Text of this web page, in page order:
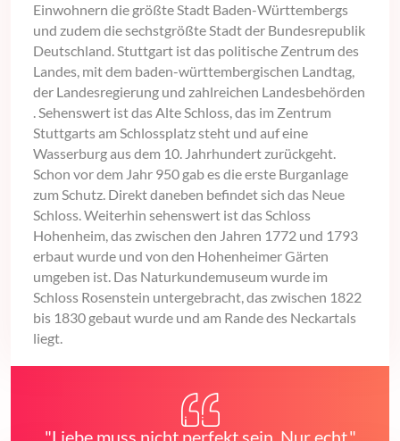
Einwohnern die größte Stadt Baden-Württembergs
und zudem die sechstgrößte Stadt der Bundesrepublik
Deutschland. Stuttgart ist das politische Zentrum des
Landes, mit dem baden-württembergischen Landtag,
der Landesregierung und zahlreichen Landesbehörden
. Sehenswert ist das Alte Schloss, das im Zentrum
Stuttgarts am Schlossplatz steht und auf eine
Wasserburg aus dem 10. Jahrhundert zurückgeht.
Schon vor dem Jahr 950 gab es die erste Burganlage
zum Schutz. Direkt daneben befindet sich das Neue
Schloss. Weiterhin sehenswert ist das Schloss
Hohenheim, das zwischen den Jahren 1772 und 1793
erbaut wurde und von den Hohenheimer Gärten
umgeben ist. Das Naturkundemuseum wurde im
Schloss Rosenstein untergebracht, das zwischen 1822
bis 1830 gebaut wurde und am Rande des Neckartals
liegt.
"Liebe muss nicht perfekt sein. Nur echt."